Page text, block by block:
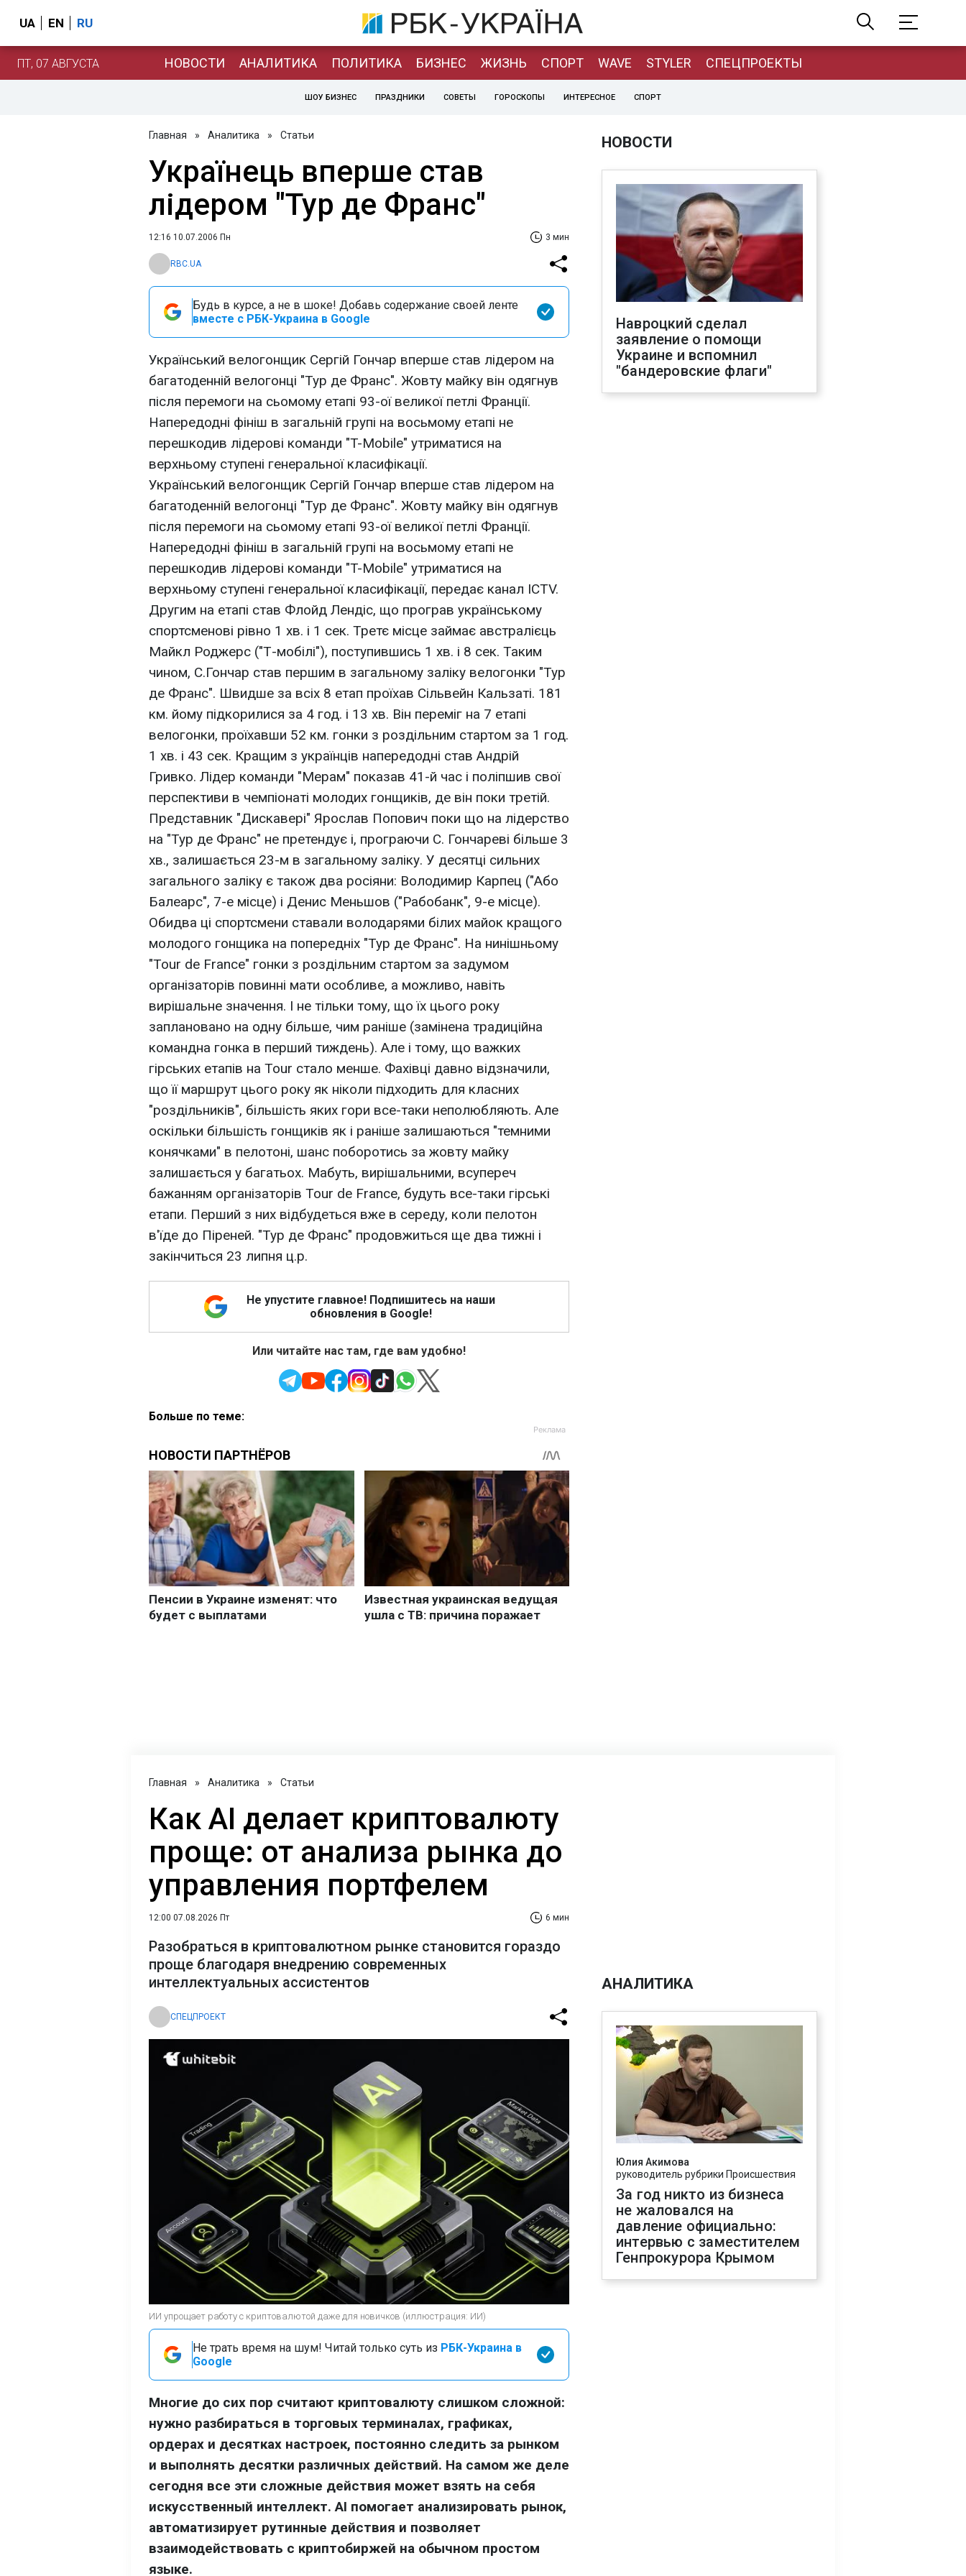
UA EN RU
ПТ, 07 АВГУСТА НОВОСТИ АНАЛИТИКА ПОЛИТИКА БИЗНЕС ЖИЗНЬ СПОРТ WAVE STYLER СПЕЦПРОЕКТЫ
ШОУ БИЗНЕС ПРАЗДНИКИ СОВЕТЫ ГОРОСКОПЫ ИНТЕРЕСНОЕ СПОРТ
Главная » Аналитика » Статьи
Українець вперше став
лідером "Тур де Франс"
12:16 10.07.2006 Пн 3 мин
RBC.UA
Будь в курсе, а не в шоке! Добавь содержание своей ленте
вместе с РБК-Украина в Google
Український велогонщик Сергій Гончар вперше став лідером на
багатоденній велогонці "Тур де Франс". Жовту майку він одягнув
після перемоги на сьомому етапі 93-ої великої петлі Франції.
Напередодні фініш в загальній групі на восьмому етапі не
перешкодив лідерові команди "T-Mobile" утриматися на
верхньому ступені генеральної класифікації.
Український велогонщик Сергій Гончар вперше став лідером на
багатоденній велогонці "Тур де Франс". Жовту майку він одягнув
після перемоги на сьомому етапі 93-ої великої петлі Франції.
Напередодні фініш в загальній групі на восьмому етапі не
перешкодив лідерові команди "T-Mobile" утриматися на
верхньому ступені генеральної класифікації, передає канал ICTV.
Другим на етапі став Флойд Лендіс, що програв українському
спортсменові рівно 1 хв. і 1 сек. Третє місце займає австралієць
Майкл Роджерс ("Т-мобілі"), поступившись 1 хв. і 8 сек. Таким
чином, С.Гончар став першим в загальному заліку велогонки "Тур
де Франс". Швидше за всіх 8 етап проїхав Сільвейн Кальзаті. 181
км. йому підкорилися за 4 год. і 13 хв. Він переміг на 7 етапі
велогонки, проїхавши 52 км. гонки з роздільним стартом за 1 год.
1 хв. і 43 сек. Кращим з українців напередодні став Андрій
Гривко. Лідер команди "Мерам" показав 41-й час і поліпшив свої
перспективи в чемпіонаті молодих гонщиків, де він поки третій.
Представник "Дискавері" Ярослав Попович поки що на лідерство
на "Тур де Франс" не претендує і, програючи C. Гончареві більше 3
хв., залишається 23-м в загальному заліку. У десятці сильних
загального заліку є також два росіяни: Володимир Карпец ("Або
Балеарс", 7-е місце) і Денис Меньшов ("Рабобанк", 9-е місце).
Обидва ці спортсмени ставали володарями білих майок кращого
молодого гонщика на попередніх "Тур де Франс". На нинішньому
"Tour de France" гонки з роздільним стартом за задумом
організаторів повинні мати особливе, а можливо, навіть
вирішальне значення. І не тільки тому, що їх цього року
заплановано на одну більше, чим раніше (замінена традиційна
командна гонка в перший тиждень). Але і тому, що важких
гірських етапів на Tour стало менше. Фахівці давно відзначили,
що її маршрут цього року як ніколи підходить для класних
"роздільників", більшість яких гори все-таки неполюбляють. Але
оскільки більшість гонщиків як і раніше залишаються "темними
конячками" в пелотоні, шанс поборотись за жовту майку
залишається у багатьох. Мабуть, вирішальними, всупереч
бажанням організаторів Tour de France, будуть все-таки гірські
етапи. Перший з них відбудеться вже в середу, коли пелотон
в'їде до Піреней. "Тур де Франс" продовжиться ще два тижні і
закінчиться 23 липня ц.р.
Не упустите главное! Подпишитесь на наши
обновления в Google!
Или читайте нас там, где вам удобно!
Больше по теме:
НОВОСТИ
Навроцкий сделал
заявление о помощи
Украине и вспомнил
"бандеровские флаги"
Главная » Аналитика » Статьи
Как AI делает криптовалюту
проще: от анализа рынка до
управления портфелем
12:00 07.08.2026 Пт 6 мин
Разобраться в криптовалютном рынке становится гораздо
проще благодаря внедрению современных
интеллектуальных ассистентов
СПЕЦПРОЕКТ
ИИ упрощает работу с криптовалютой даже для новичков (иллюстрация: ИИ)
Не трать время на шум! Читай только суть из РБК-Украина в
Google
Многие до сих пор считают криптовалюту слишком сложной:
нужно разбираться в торговых терминалах, графиках,
ордерах и десятках настроек, постоянно следить за рынком
и выполнять десятки различных действий. На самом же деле
сегодня все эти сложные действия может взять на себя
искусственный интеллект. AI помогает анализировать рынок,
автоматизирует рутинные действия и позволяет
взаимодействовать с криптобиржей на обычном простом
языке.
АНАЛИТИКА
Юлия Акимова
руководитель рубрики Происшествия
За год никто из бизнеса
не жаловался на
давление официально:
интервью с заместителем
Генпрокурора Крымом